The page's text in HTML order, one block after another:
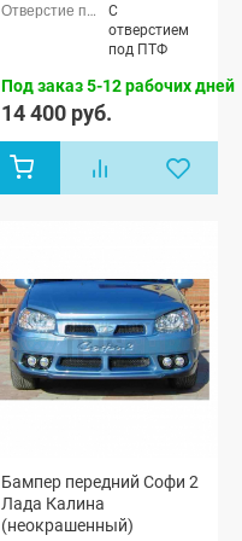
1118), Лада
Калина
хэтчбек (ВАЗ
1119)
С
отверстием
под ПТФ
Под заказ 5-12 рабочих дней
14 400 руб.
Бампер передний Софи 2
Лада Калина
(неокрашенный)